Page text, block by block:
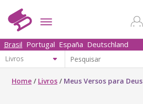
Brasil Portugal España Deutschland
Home / Livros / Meus Versos para Deus